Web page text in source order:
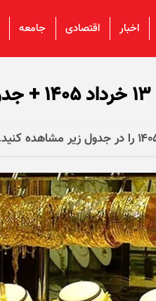
اخبار اقتصادی جامعه